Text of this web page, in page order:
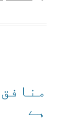
ہے